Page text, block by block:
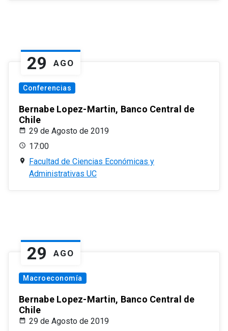
29 AGO
Conferencias
Bernabe Lopez-Martin, Banco Central de
Chile
29 de Agosto de 2019
17:00
Facultad de Ciencias Económicas y
Administrativas UC
29 AGO
Macroeconomía
Bernabe Lopez-Martin, Banco Central de
Chile
29 de Agosto de 2019